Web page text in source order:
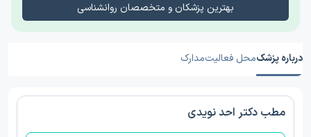
بهترین پزشکان و متخصصان روانشناسی
درباره پزشکمحل فعالیتمدارک
مطب دکتر احد نویدی